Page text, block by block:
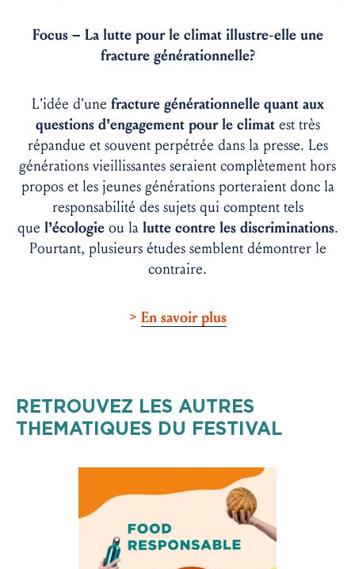
Focus – La lutte pour le climat illustre-elle une
fracture générationnelle?
L’idée d’une fracture générationnelle quant aux
questions d’engagement pour le climatest très
répandue et souvent perpétrée dans la presse. Les
générations vieillissantes seraient complètement hors
propos et les jeunes générations porteraient donc la
responsabilité des sujets qui comptent tels
que l’écologieou la lutte contre les discriminations.
Pourtant, plusieurs études semblent démontrer le
contraire.
> En savoir plus
RETROUVEZ LES AUTRES
THEMATIQUES DU FESTIVAL